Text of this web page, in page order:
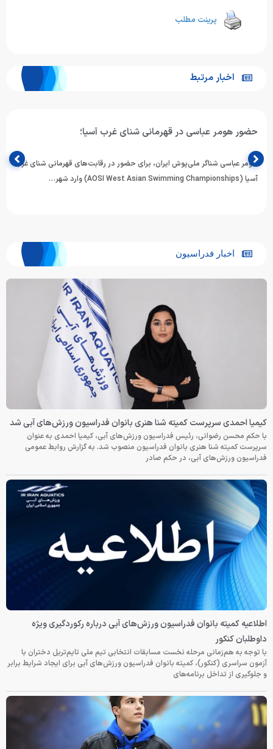
پرینت مطلب
اخبار مرتبط
حضور هومر عباسی در قهرمانی شنای غرب آسیا؛
هومر عباسی شناگر ملی‌پوش ایران، برای حضور در رقابت‌های قهرمانی شنای غرب
آسیا (AOSI West Asian Swimming Championships) وارد شهر…
اخبار فدراسیون
کیمیا احمدی سرپرست کمیته شنا هنری بانوان فدراسیون ورزش‌های آبی شد
با حکم محسن رضوانی، رئیس فدراسیون ورزش‌های آبی، کیمیا احمدی به عنوان
سرپرست کمیته شنا هنری بانوان فدراسیون منصوب شد. به گزارش روابط عمومی
فدراسیون ورزش‌های آبی، در حکم صادر
اطلاعیه کمیته بانوان فدراسیون ورزش‌های آبی درباره رکوردگیری ویژه
داوطلبان کنکور
با توجه به هم‌زمانی مرحله نخست مسابقات انتخابی تیم ملی تایم‌تریل دختران با
آزمون سراسری (کنکور)، کمیته بانوان فدراسیون ورزش‌های آبی برای ایجاد شرایط برابر
و جلوگیری از تداخل برنامه‌های